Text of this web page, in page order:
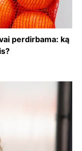
perdirbama: ką